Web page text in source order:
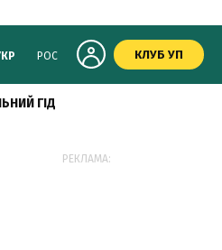
РОС КЛУБ УП
ГІД
РЕКЛАМА: